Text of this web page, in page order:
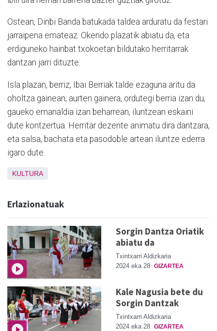
Ostean, Dinbi Banda batukada taldea arduratu da festari
jarraipena emateaz. Okendo plazatik abiatu da, eta
erdiguneko hainbat txokoetan bildutako herritarrak
dantzan jarri dituzte.
Isla plazan, berriz, Ibai Berriak talde ezaguna aritu da
oholtza gainean; aurten gainera, ordutegi berria izan du;
gaueko emanaldia izan beharrean, iluntzean eskaini
dute kontzertua. Herritar dezente animatu dira dantzara,
eta salsa, bachata eta pasodoble artean iluntze ederra
igaro dute.
KULTURA
Erlazionatuak
Sorgin Dantza Oriatik
abiatu da
Txintxarri Aldizkaria
2024 eka 28 GIZARTEA
Kale Nagusia bete du
Sorgin Dantzak
Txintxarri Aldizkaria
2024 eka 28 GIZARTEA